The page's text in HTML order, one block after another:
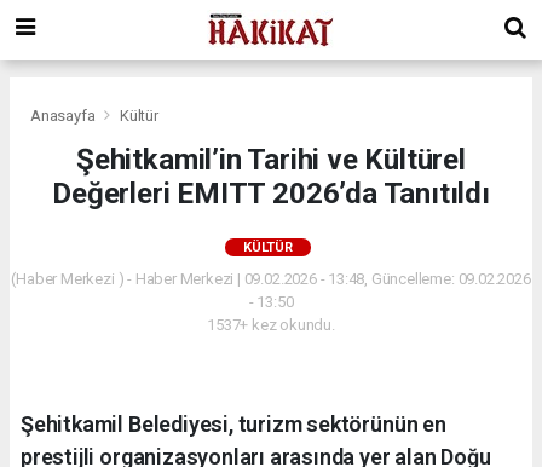
Anasayfa Kültür
Şehitkamil’in Tarihi ve Kültürel
Değerleri EMITT 2026’da Tanıtıldı
KÜLTÜR
(Haber Merkezi ) - Haber Merkezi | 09.02.2026 - 13:48, Güncelleme: 09.02.2026
- 13:50
1537+ kez okundu.
Şehitkamil Belediyesi, turizm sektörünün en
prestijli organizasyonları arasında yer alan Doğu